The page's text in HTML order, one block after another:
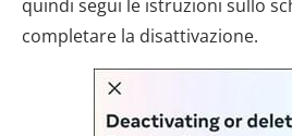
quindi segui le istruzioni sullo
completare la disattivazione.